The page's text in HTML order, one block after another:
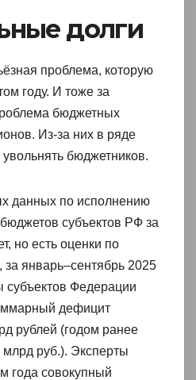
долги
проблема, которую
году. И тоже за
бюджетных
Из-за них в ряде
бюджетников.
данных по исполнению
субъектов РФ за
но есть оценки по
январь–сентябрь 2025
субъектов Федерации
дефицит
рублей (годом ранее
руб.). Эксперты
года совокупный